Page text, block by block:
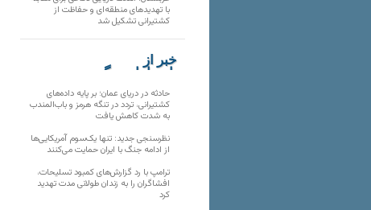
با تهدیدهای منطقه‌ای و حفاظت از
کشتیرانی تشکیل شد
خبر از
تارنماهای دیگر
حادثه در دریای عمان؛ بر پایه داده‌های
کشتیرانی، تردد در تنگه هرمز و باب‌المندب
به شدت کاهش یافت
نظرسنجی جدید: تنها یک‌سوم آمریکایی‌ها
از ادامه جنگ با ایران حمایت می‌کنند
ترامپ با رد گزارش‌های کمبود تسلیحات،
افشاگران را به زندان طولانی مدت تهدید
کرد